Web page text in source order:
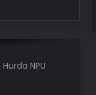
Google
ve Web